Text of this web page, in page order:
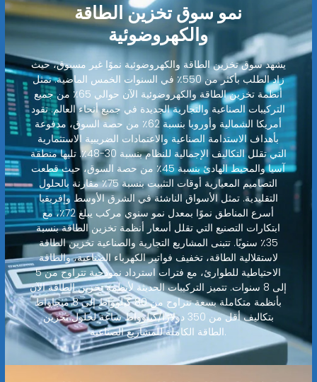
نمو سوق تخزين الطاقة
والكهروضوئية
يشهد سوق تخزين الطاقة والكهروضوئية نموًا غير مسبوق، حيث
زاد الطلب بأكثر من 550٪ في السنوات الخمس الماضية. تمثل
أنظمة تخزين الطاقة والكهروضوئية الآن حوالي 65٪ من جميع
التركيبات الصناعية والتجارية الجديدة في جميع أنحاء العالم. تقود
أمريكا الشمالية وأوروبا بنسبة 62٪ من حصة السوق، مدفوعة
بأهداف الاستدامة الصناعية والاعتمادات الضريبية الاستثمارية
التي تقلل التكاليف الإجمالية للنظام بنسبة 30-48٪. تليها منطقة
آسيا والمحيط الهادئ بنسبة 45٪ من حصة السوق، حيث قطعت
التصاميم المعيارية أوقات التثبيت بنسبة 75٪ مقارنة بالحلول
التقليدية. تمثل الأسواق الناشئة في الشرق الأوسط وإفريقيا
أسرع المناطق نموًا بمعدل نمو سنوي مركب يبلغ 72٪، مع
ابتكارات التصنيع التي تقلل أسعار أنظمة تخزين الطاقة بنسبة
35٪ سنويًا. تتبنى المشاريع التجارية والصناعية تخزين الطاقة
لاستقلالية الطاقة، تخفيف فواتير الكهرباء الصناعية، والطاقة
الاحتياطية للطوارئ، مع فترات استرداد نموذجية تتراوح من 5
إلى 8 سنوات. تتميز التركيبات الحديثة لأنظمة تخزين الطاقة الآن
بأنظمة متكاملة بسعة تتراوح من 80 كيلوواط إلى 8 ميجاواط
بتكاليف أقل من 350 دولارًا/كيلوواط ساعة لحلول تخزين
الطاقة الكاملة للمشاريع الصناعية.